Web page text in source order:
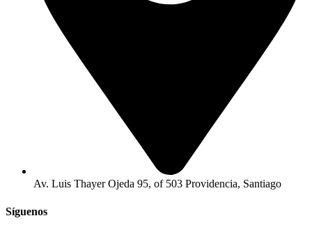
Av. Luis Thayer Ojeda 95, of 503 Providencia, Santiago
Síguenos